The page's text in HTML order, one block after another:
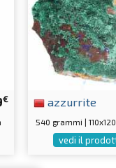
€ azzurrite
540 grammi |
vedi il